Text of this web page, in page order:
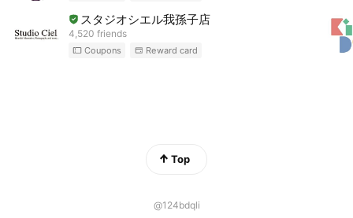
スタジオシエル我孫子店
4,520 friends
Coupons Reward card
Top
@124bdqli